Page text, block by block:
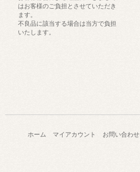
はお客様のご負担とさせていただき
ます。
不良品に該当する場合は当方で負担
いたします。
ホーム マイアカウント お問い合わせ